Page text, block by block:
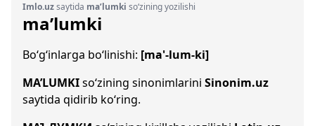
Imlo.uzsaytida ma’lumki so‘zining yozilishi
ma’lumki
Bo‘g‘inlarga bo‘linishi: [ma'-lum-ki]
MA’LUMKIso‘zining sinonimlarini Sinonim.uz
saytida qidirib ko‘ring.